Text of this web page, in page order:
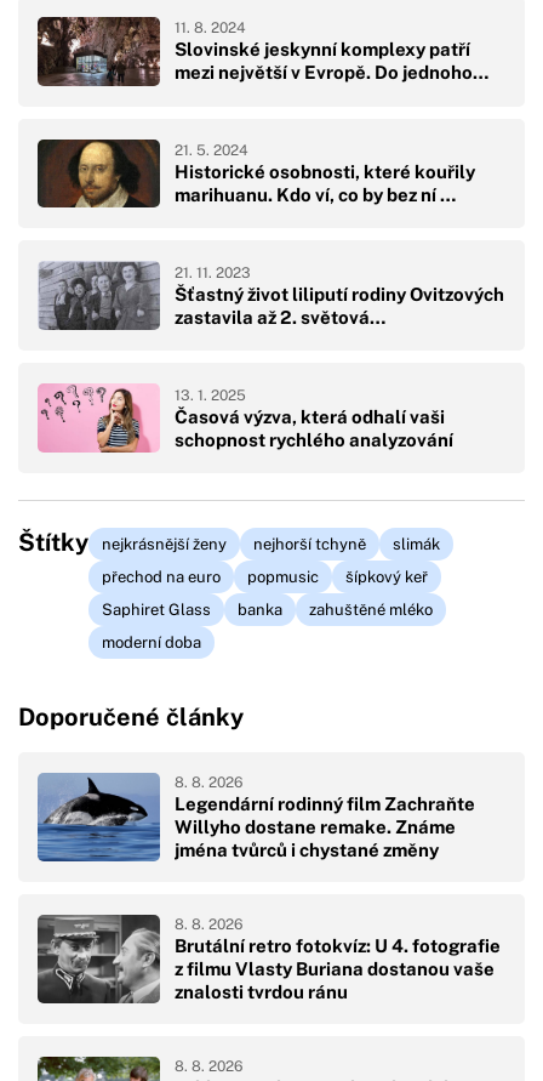
Slovinské jeskynní komplexy patří
mezi největší v Evropě. Do jednoho…
11. 8. 2024
Historické osobnosti, které kouřily
marihuanu. Kdo ví, co by bez ní …
21. 5. 2024
Šťastný život liliputí rodiny Ovitzových
zastavila až 2. světová…
21. 11. 2023
Časová výzva, která odhalí vaši
schopnost rychlého analyzování
13. 1. 2025
Štítky nejkrásnější ženy nejhorší tchyně
slimák
přechod na euro
popmusic
šípkový keř
Saphiret Glass
banka
zahuštěné mléko
moderní doba
Doporučené články
Legendární rodinný film Zachraňte
Willyho dostane remake. Známe
jména tvůrců i chystané změny
8. 8. 2026
Brutální retro fotokvíz: U 4. fotografie
z filmu Vlasty Buriana dostanou vaše
znalosti tvrdou ránu
8. 8. 2026
8. 8. 2026